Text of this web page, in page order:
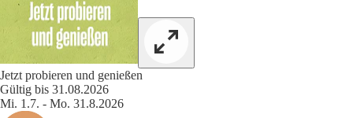
Jetzt probieren und genießen
Gültig bis 31.08.2026
Mi. 1.7. - Mo. 31.8.2026